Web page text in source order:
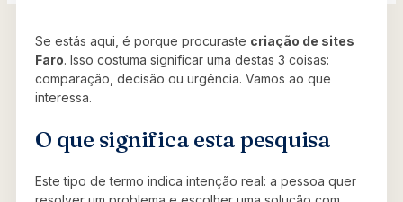
Se estás aqui, é porque procuraste criação de sites
Faro. Isso costuma significar uma destas 3 coisas:
comparação, decisão ou urgência. Vamos ao que
interessa.
O que significa esta pesquisa
Este tipo de termo indica intenção real: a pessoa quer